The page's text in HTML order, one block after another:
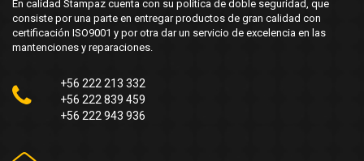
En calidad Stampaz cuenta con su política de doble seguridad, que
consiste por una parte en entregar productos de gran calidad con
certificación ISO9001 y por otra dar un servicio de excelencia en las
mantenciones y reparaciones.
+56 222 213 332
+56 222 839 459
+56 222 943 936